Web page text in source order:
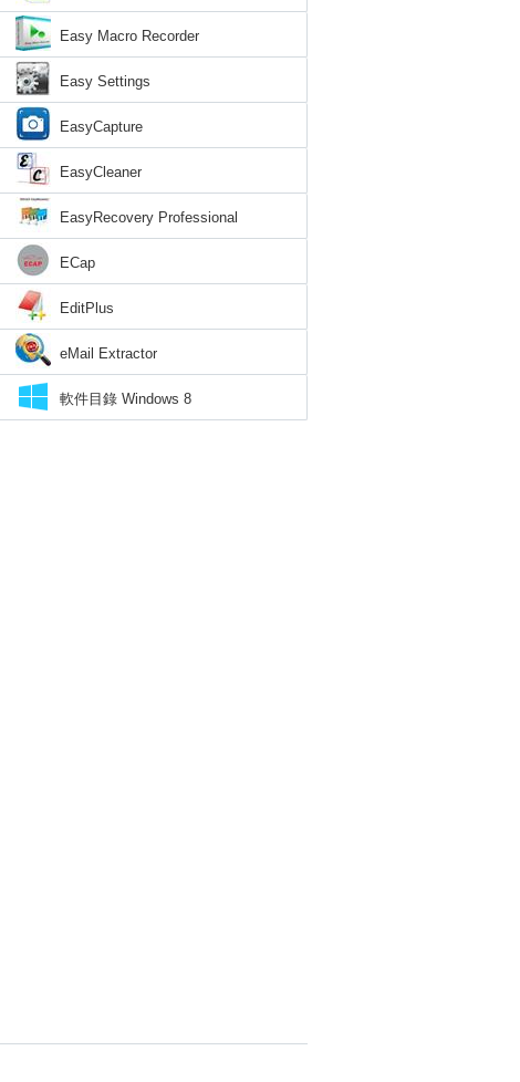
Easy Macro Recorder
Easy Settings
EasyCapture
EasyCleaner
EasyRecovery Professional
ECap
EditPlus
eMail Extractor
軟件目錄 Windows 8